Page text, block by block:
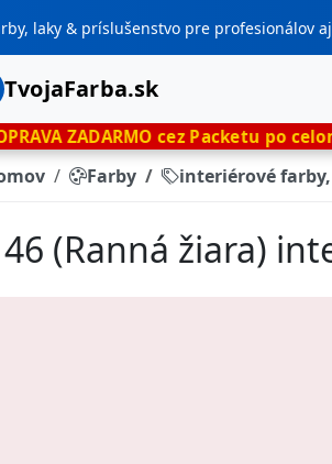
laky & príslušenstvo pre profesionálov
TvojaFarba.sk
cez Packetu po celom Slovensku
Farby interiérové
(Ranná žiara)